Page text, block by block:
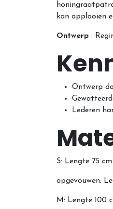
kan opplooien
Ontwerp :
Ontwerp
Lederen
S: Lengte 75
opgevouwen:
M: Lengte 100